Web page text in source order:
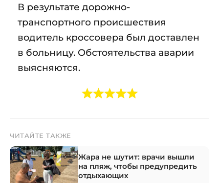
В результате дорожно-
транспортного происшествия
водитель кроссовера был доставлен
в больницу. Обстоятельства аварии
выясняются.
ЧИТАЙТЕ ТАКЖЕ
Жара не шутит: врачи вышли
на пляж, чтобы предупредить
отдыхающих